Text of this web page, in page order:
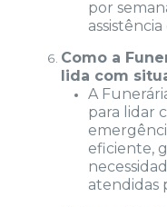
por
Como a
lida com
A
para lidar
eficiente,
atendidas